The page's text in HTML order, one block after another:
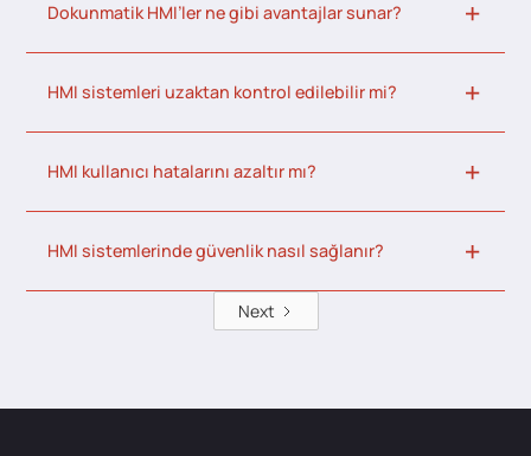
Dokunmatik HMI’ler ne gibi avantajlar sunar?
HMI sistemleri uzaktan kontrol edilebilir mi?
HMI kullanıcı hatalarını azaltır mı?
HMI sistemlerinde güvenlik nasıl sağlanır?
Next